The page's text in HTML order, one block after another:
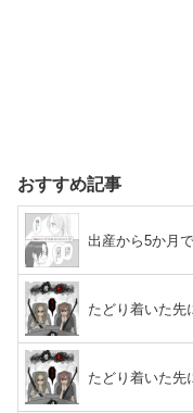
おすすめ記事
出産から5か月
たどり着いた先
たどり着いた先